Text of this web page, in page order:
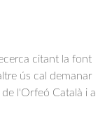
citant la font
ús cal demanar
l'Orfeó Català i a